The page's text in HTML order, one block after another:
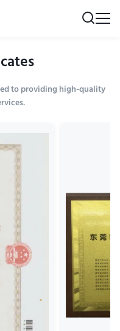
to providing high-quality